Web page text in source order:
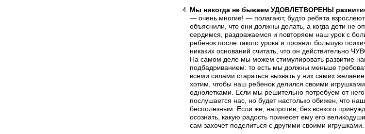
Мы никогда не бываем УДОВЛЕТВОРЕНЫ
— очень мно­гие! — полагают, будто ребята
объяснили, что они должны делать, а когда дети не
сердимся, раздража­емся и повторяем наш урок с
ребенок после такого урока и проявит большую
никаких оснований считать, что он действительно
На самом деле мы можем стимулировать разви­тие
подбадриванием: то есть мы должны меньше
всеми силами стараться вызвать у них самих
хотим, чтобы наш ребенок де­лился своими
однолетками. Если мы решительно потребуем от него
послушается нас, но будет настолько обижен, что
бесполезным. Если же, на­против, без всякого
осознать, какую радость принесет ему его
сам захочет поделиться с дру­гими своими игрушками.